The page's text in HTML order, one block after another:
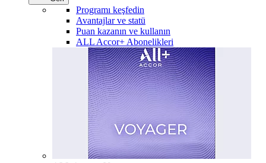
Programı keşfedin
Avantajlar ve statü
Puan kazanın ve kullanın
ALL Accor+ Abonelikleri